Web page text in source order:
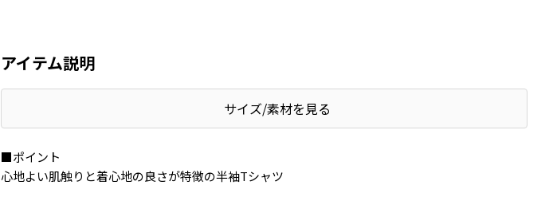
アイテム説明
サイズ/素材を見る
■ポイント
心地よい肌触りと着心地の良さが特徴の半袖Tシャツ